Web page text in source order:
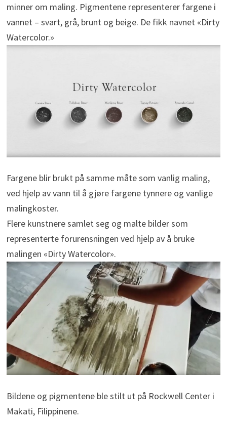
minner om maling. Pigmentene representerer fargene i
vannet – svart, grå, brunt og beige. De fikk navnet «Dirty
Watercolor.»
Fargene blir brukt på samme måte som vanlig maling,
ved hjelp av vann til å gjøre fargene tynnere og vanlige
malingkoster.
Flere kunstnere samlet seg og malte bilder som
representerte forurensningen ved hjelp av å bruke
malingen «Dirty Watercolor».
Bildene og pigmentene ble stilt ut på Rockwell Center i
Makati, Filippinene.